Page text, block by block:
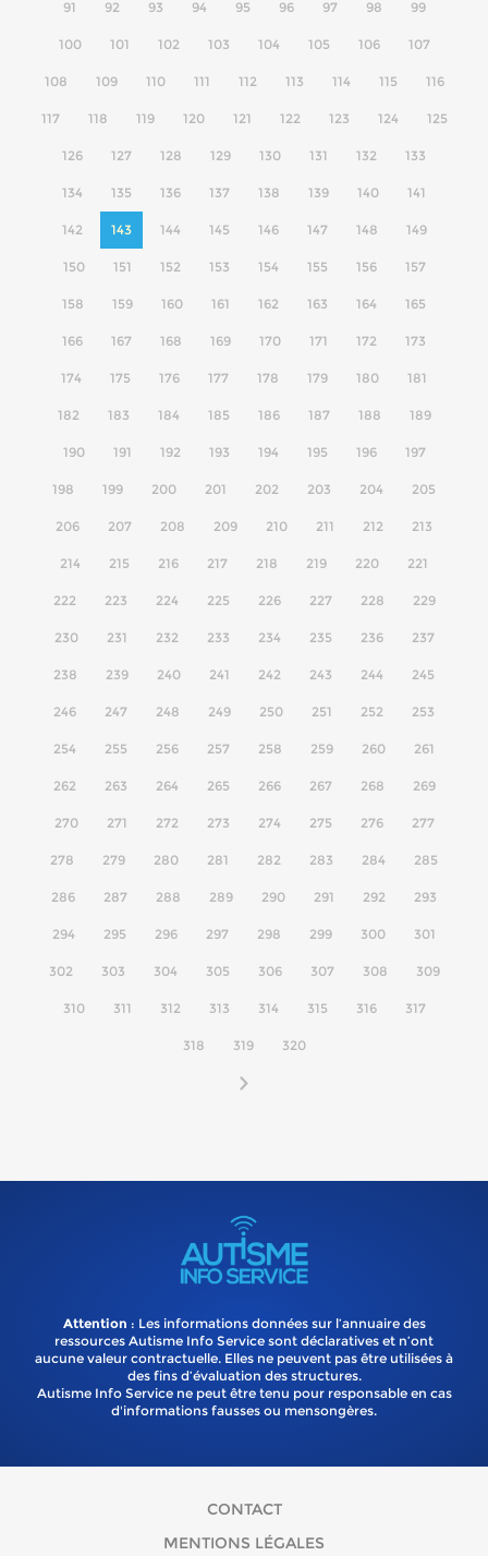
91 92 93 94 95 96 97 98 99
100 101 102 103 104 105 106 107
108 109 110 111 112 113 114 115 116
117 118 119 120 121 122 123 124 125
126 127 128 129 130 131 132 133
134 135 136 137 138 139 140 141
142 143 144 145 146 147 148 149
150 151 152 153 154 155 156 157
158 159 160 161 162 163 164 165
166 167 168 169 170 171 172 173
174 175 176 177 178 179 180 181
182 183 184 185 186 187 188 189
190 191 192 193 194 195 196 197
198 199 200 201 202 203 204 205
206 207 208 209 210 211 212 213
214 215 216 217 218 219 220 221
222 223 224 225 226 227 228 229
230 231 232 233 234 235 236 237
238 239 240 241 242 243 244 245
246 247 248 249 250 251 252 253
254 255 256 257 258 259 260 261
262 263 264 265 266 267 268 269
270 271 272 273 274 275 276 277
278 279 280 281 282 283 284 285
286 287 288 289 290 291 292 293
294 295 296 297 298 299 300 301
302 303 304 305 306 307 308 309
310 311 312 313 314 315 316 317
318 319 320
Attention : Les informations données sur l’annuaire des
ressources Autisme Info Service sont déclaratives et n’ont
aucune valeur contractuelle. Elles ne peuvent pas être utilisées à
des fins d’évaluation des structures.
Autisme Info Service ne peut être tenu pour responsable en cas
d'informations fausses ou mensongères.
CONTACT
MENTIONS LÉGALES